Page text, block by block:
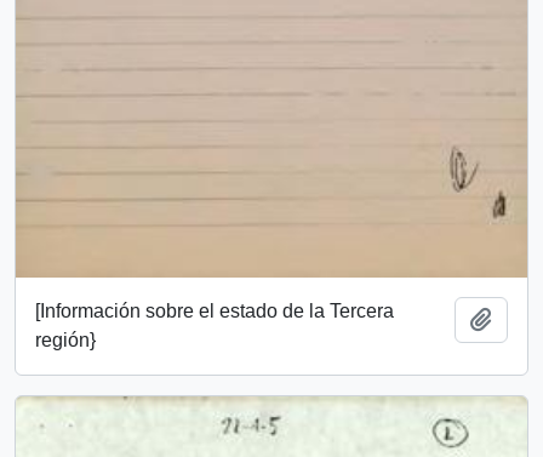
[Información sobre el estado de la Tercera
región}